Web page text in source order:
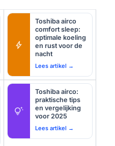
bolt
Toshiba airco
comfort sleep:
optimale koeling
en rust voor de
nacht
Lees artikel →
tips_and_updates
Toshiba airco:
praktische tips
en vergelijking
voor 2025
Lees artikel →